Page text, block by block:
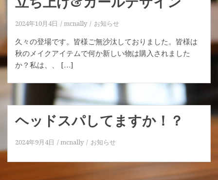
2024年10月4日 mcnally お知らせ
久々の登場です。皆様ご無沙汰しておりました。皆様は
秋のメイクアイテムで何か新しい物は購入されました
か？私は、、 […]
ヘッドスパしてますか！？
2024年9月4日 mcnally お知らせ